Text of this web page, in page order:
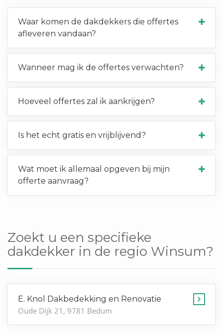
Waar komen de dakdekkers die offertes
afleveren vandaan?
Wanneer mag ik de offertes verwachten?
Hoeveel offertes zal ik aankrijgen?
Is het echt gratis en vrijblijvend?
Wat moet ik allemaal opgeven bij mijn
offerte aanvraag?
Zoekt u een specifieke
dakdekker in de regio Winsum?
E. Knol Dakbedekking en Renovatie
Oude Dijk 21, 9781 Bedum